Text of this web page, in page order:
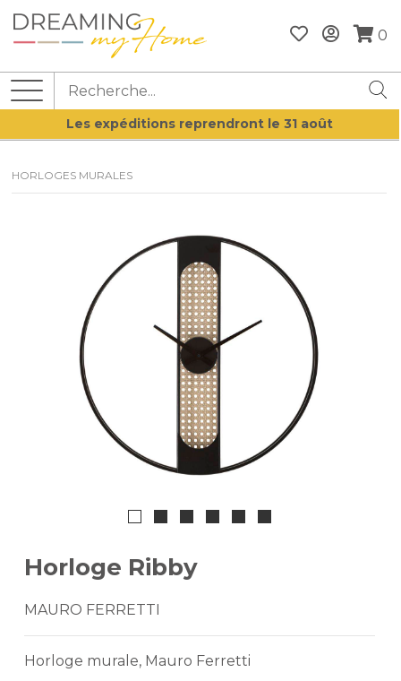
0
Les expéditions reprendront le 31 août
HORLOGES MURALES
Horloge Ribby
MAURO FERRETTI
Horloge murale, Mauro Ferretti